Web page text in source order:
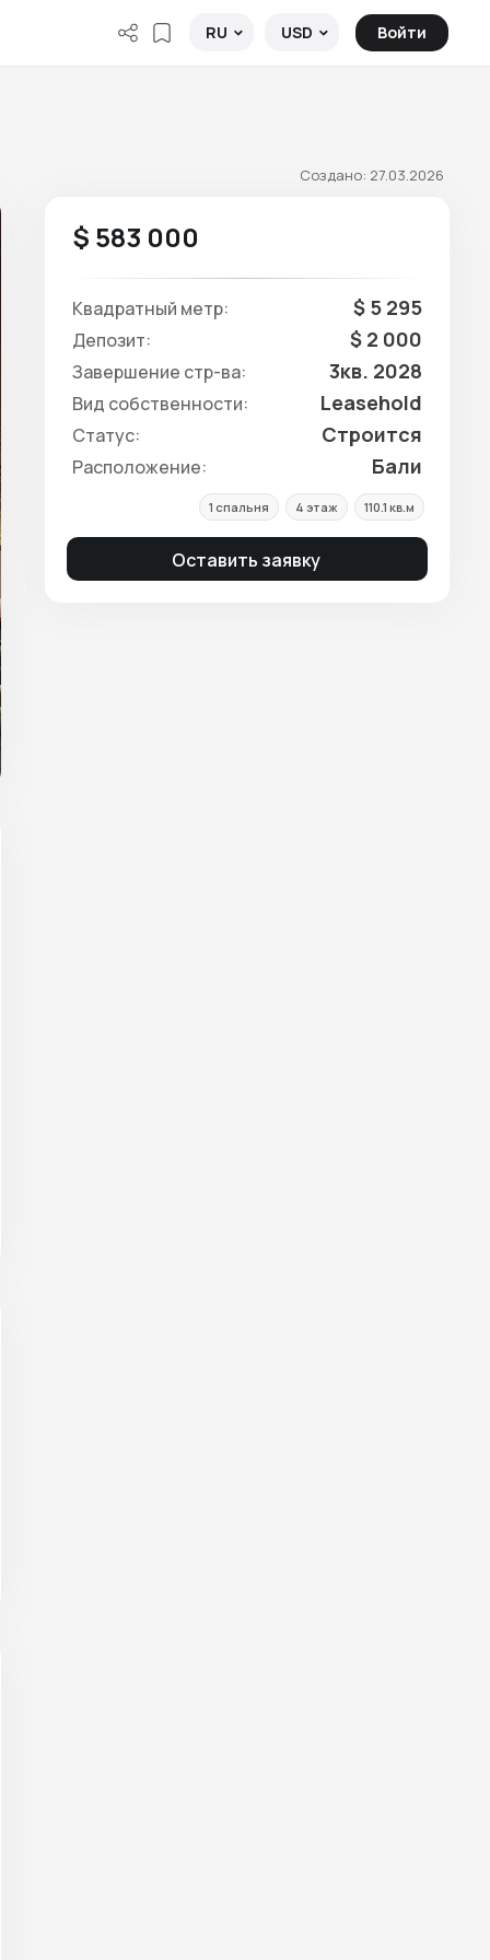
RU USD Войти
Создано: 27.03.2026
$ 583 000
Квадратный метр: $ 5 295
Депозит: $ 2 000
Завершение стр-ва: 3кв. 2028
Вид собственности: Leasehold
Статус: Строится
Расположение: Бали
1 спальня 4 этаж 110.1 кв.м
Оставить заявку